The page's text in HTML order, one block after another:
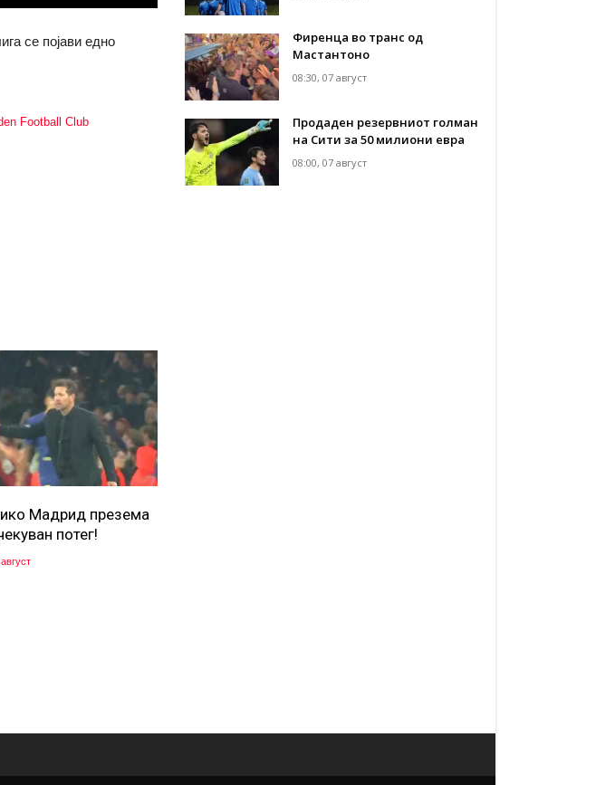
се појави едно
Football Club
Мадрид презема
потег!
Фиренца во транс од
Мастантоно
08:30, 07 август
Продаден резервниот голман
на Сити за 50 милиони евра
08:00, 07 август